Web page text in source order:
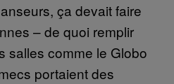
ça devait faire
– de quoi remplir
salles comme le Globo
portaient des